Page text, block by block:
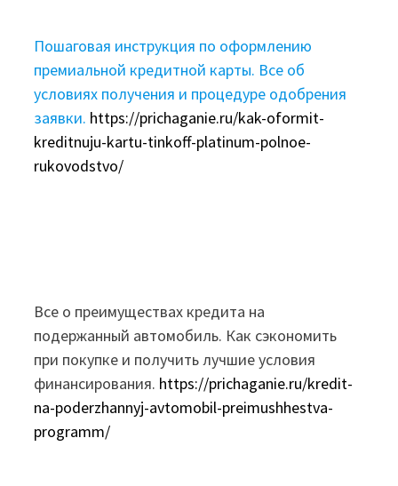
Пошаговая инструкция по оформлению
премиальной кредитной карты. Все об
условиях получения и процедуре одобрения
заявки. https://prichaganie.ru/kak-oformit-
kreditnuju-kartu-tinkoff-platinum-polnoe-
rukovodstvo/
Все о преимуществах кредита на
подержанный автомобиль. Как сэкономить
при покупке и получить лучшие условия
финансирования. https://prichaganie.ru/kredit-
na-poderzhannyj-avtomobil-preimushhestva-
programm/